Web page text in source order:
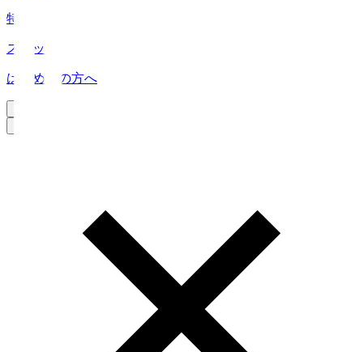
特集
スタッツ
はじめての方へ